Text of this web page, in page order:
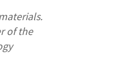
of the